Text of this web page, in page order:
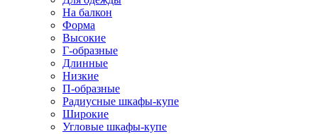
На балкон
Форма
Высокие
Г-образные
Длинные
Низкие
П-образные
Радиусные шкафы-купе
Широкие
Угловые шкафы-купе